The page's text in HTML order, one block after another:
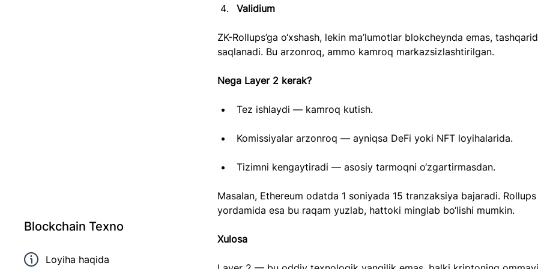
Validium
ZK-Rollups’ga o‘xshash, lekin ma’lumotlar blokcheynda emas,
saqlanadi. Bu arzonroq, ammo kamroq markazsizlashtirilgan.
Nega Layer 2 kerak?
Tez ishlaydi — kamroq kutish.
Komissiyalar arzonroq — ayniqsa DeFi yoki NFT loyihalarida.
Tizimni kengaytiradi — asosiy tarmoqni o‘zgartirmasdan.
Masalan, Ethereum odatda 1 soniyada 15 tranzaksiya bajaradi. Rollups
yordamida esa bu raqam yuzlab, hattoki minglab bo‘lishi mumkin.
Xulosa
Blockchain Texno
Loyiha haqida